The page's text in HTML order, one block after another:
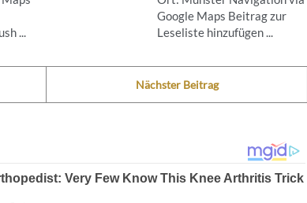
...
Google Maps Beitrag zur
Leseliste hinzufügen ...
Nächster Beitrag